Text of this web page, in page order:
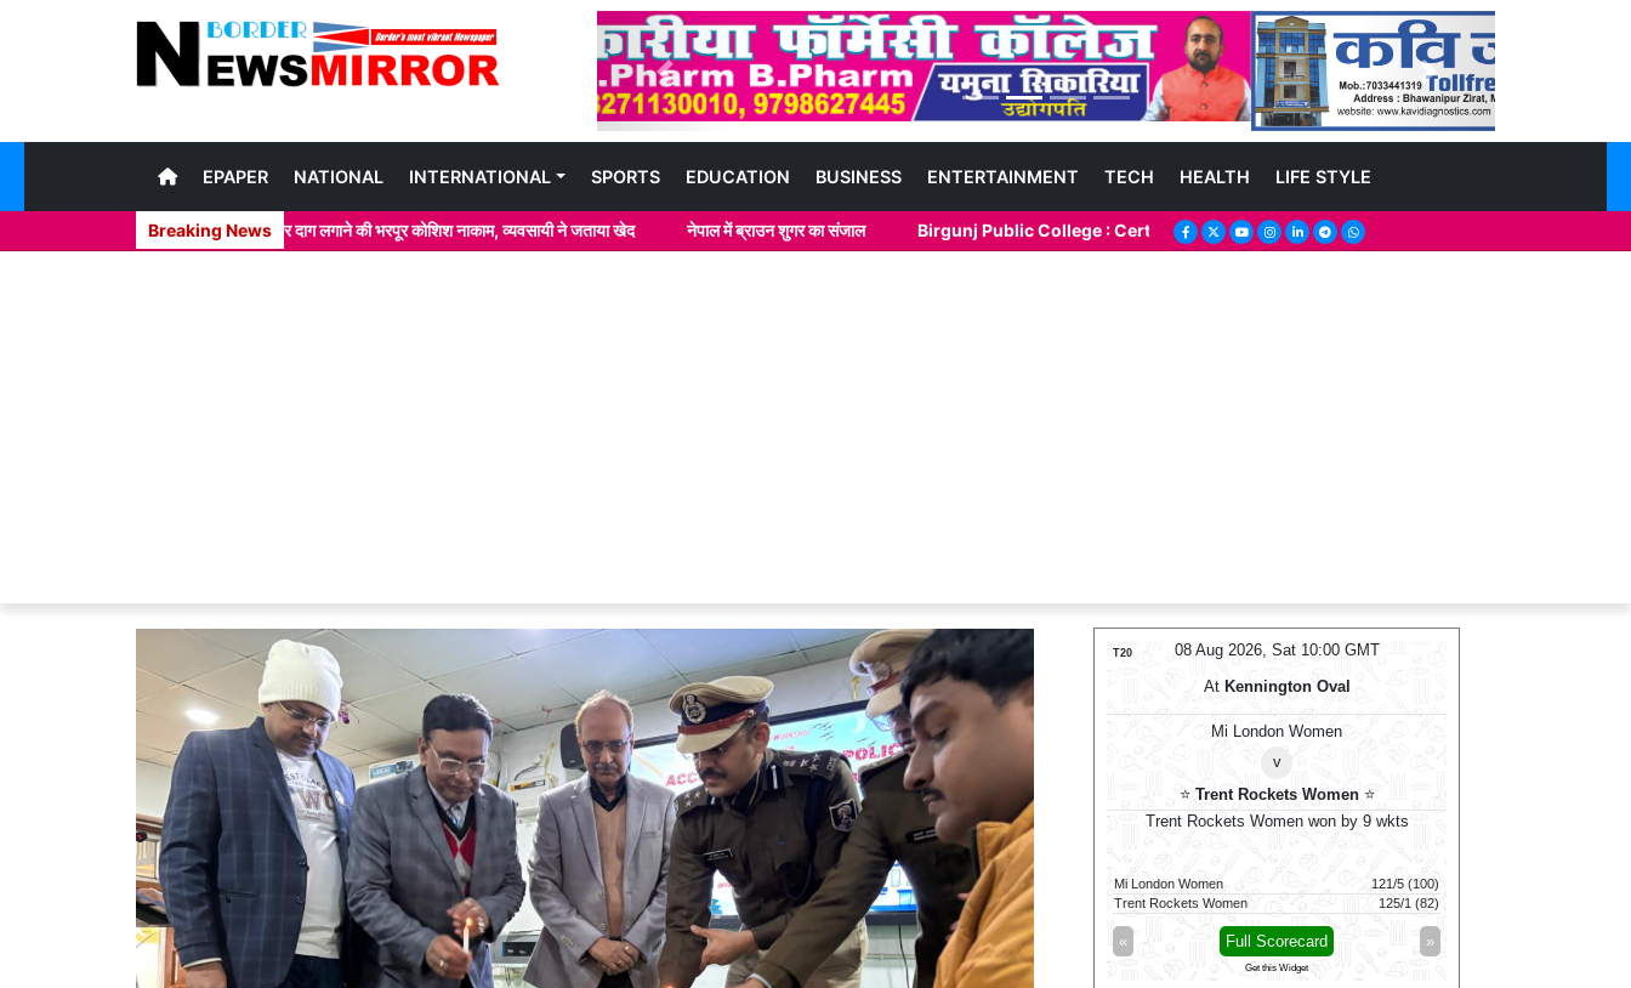
Previous Next
EPAPER NATIONAL INTERNATIONAL SPORTS EDUCATION BUSINESS ENTERTAINMENT TECH HEALTH LIFE STYLE
Breaking News
आम के चक्कर में खाकी वर्दी पर दाग लगाने की भरपूर कोशिश नाकाम, व्यवसायी ने जताया खेद नेपाल में ब्राउन शुगर का संजाल Birgunj Public College : Certificate Dispute Sparks Debate, Deepak Bahadur Shakya underfire
08 Aug 2026, Sat 14:00 GMT LIVE
NPR College Ground
SKM Salem Spartans
Trichy Grand Cholas
SKM Salem Spartans opt to bat
Skm Salem Spartans 34/0 (3.2)
»
Full Scorecard
Get this Widget
08 Aug 2026, Sat 13:30 GMT
The Rose Bowl
Manchester Super Giants Women
v
Southern Brave Women
Manchester Super Giants Women opt to bat
Manchester Super Giants Women 137/4 (99)
« »
Full Scorecard
Get this Widget
08 Aug 2026, Sat 13:30 GMT
T20
AtKennington Oval
Mi London
v
Trent Rockets
Trent Rockets opt to bowl
Mi London 144/5 (95)
« Full Scorecard
Get this Widget
08 Aug 2026, Sat 10:00 GMT
T20
At Kennington Oval
Mi London Women
v
⭐Trent Rockets Women ⭐
Trent Rockets Women won by 9 wkts
Mi London Women
121/5 (100)
Trent Rockets Women
125/1 (82)
« »
Full Scorecard
Get this Widget